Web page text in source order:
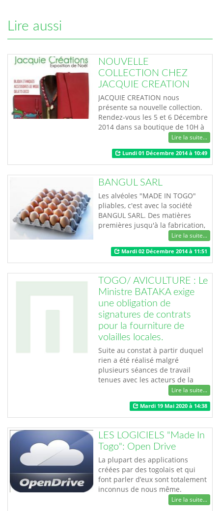
Lire aussi
NOUVELLE
COLLECTION CHEZ
JACQUIE CREATION
JACQUIE CREATION nous
présente sa nouvelle collection.
Rendez-vous les 5 et 6 Décembre
2014 dans sa boutique de 10H à
Lire la suite...
Lundi 01 Décembre 2014 à 10:49
BANGUL SARL
Les alvéoles "MADE IN TOGO"
pliables, c'est avec la société
BANGUL SARL. Des matières
premières jusqu'à la fabrication,
tout est fait au Togo.Pour tout
achat en gros et détails
contacter(00228) 93 49 44 93 /22
19 25 88 ou se rendre à Agoè
Assiyéyé dans le Von de la poste
…
Lire la suite...
Mardi 02 Décembre 2014 à 11:51
TOGO/ AVICULTURE : Le
Ministre BATAKA exige
une obligation de
signatures de contrats
pour la fourniture de
volailles locales.
Suite au constat à partir duquel
rien a été réalisé malgré
plusieurs séances de travail
tenues avec les acteurs de la
filière avicole, les importateurs et
les distributeurs de produits
carnés qui se sont engagés pour
s’approvisionner en marché local,
le ministre BATAKA à travers une
note de service en date du 18 mai
2020, demande aux acteurs de
la…
Lire la suite...
Mardi 19 Mai 2020 à 14:38
LES LOGICIELS "Made In
Togo": Open Drive
La plupart des applications
créées par des togolais et qui
font parler d’eux sont totalement
inconnus de nous même.
OpenDrive est une encyclopédie
Lire la suite...